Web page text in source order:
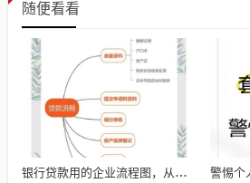
随便看看
银行贷款用的企业流程图，从申请到放款的全流程解析